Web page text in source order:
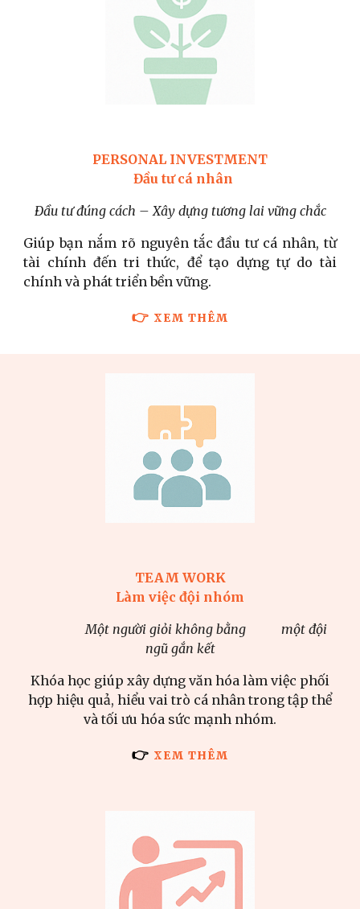
PERSONAL INVESTMENT
Đầu tư cá nhân
Đầu tư đúng cách – Xây dựng tương lai vững chắc
Giúp bạn nắm rõ nguyên tắc đầu tư cá nhân, từ
tài chính đến tri thức, để tạo dựng tự do tài
chính và phát triển bền vững.
👉 XEM THÊM
TEAM WORK
Làm việc đội nhóm
Một người giỏi không bằng một đội
ngũ gắn kết
Khóa học giúp xây dựng văn hóa làm việc phối
hợp hiệu quả, hiểu vai trò cá nhân trong tập thể
và tối ưu hóa sức mạnh nhóm.
👉 XEM THÊM